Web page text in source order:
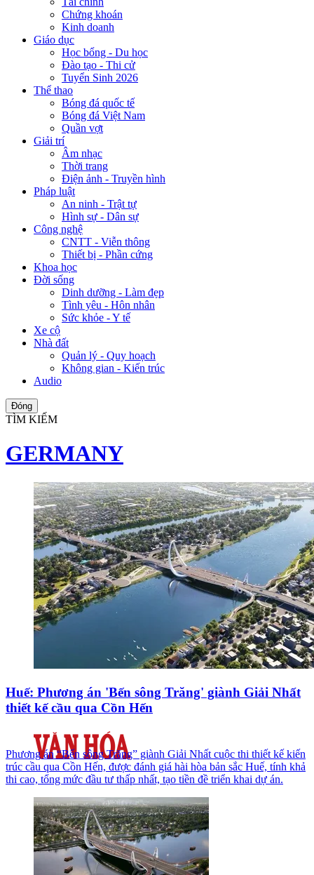
Chứng khoán
Kinh doanh
Giáo dục
Học bổng - Du học
Đào tạo - Thi cử
Tuyển Sinh 2026
Thể thao
Bóng đá quốc tế
Bóng đá Việt Nam
Quần vợt
Giải trí
Âm nhạc
Thời trang
Điện ảnh - Truyền hình
Pháp luật
An ninh - Trật tự
Hình sự - Dân sự
Công nghệ
CNTT - Viễn thông
Thiết bị - Phần cứng
Khoa học
Đời sống
Dinh dưỡng - Làm đẹp
Tình yêu - Hôn nhân
Sức khỏe - Y tế
Xe cộ
Nhà đất
Quản lý - Quy hoạch
Không gian - Kiến trúc
Audio
Đóng
TÌM KIẾM
GERMANY
Huế: Phương án 'Bến sông Trăng' giành Giải Nhất
thiết kế cầu qua Cồn Hến
Phương án “Bến sông Trăng” giành Giải Nhất cuộc thi thiết kế kiến
trúc cầu qua Cồn Hến, được đánh giá hài hòa bản sắc Huế, tính khả
thi cao, tổng mức đầu tư thấp nhất, tạo tiền đề triển khai dự án.